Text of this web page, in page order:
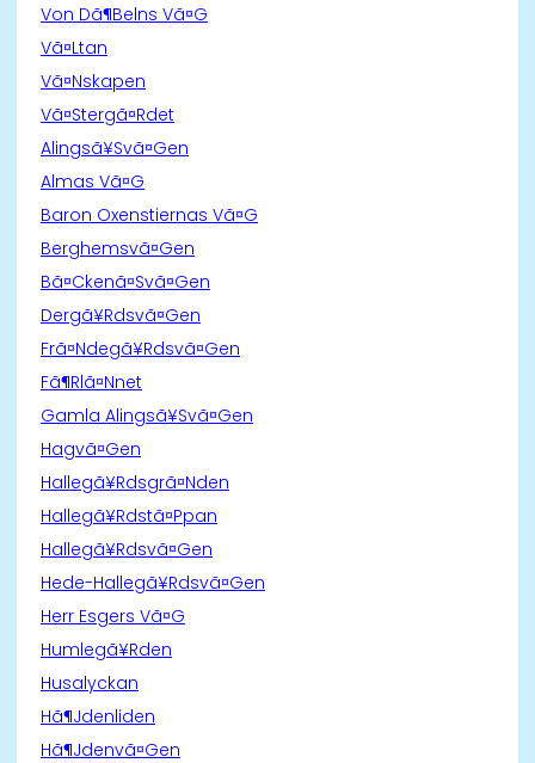
Von Dã¶Belns Vã¤G
Vã¤Ltan
Vã¤Nskapen
Vã¤Stergã¤Rdet
Alingsã¥Svã¤Gen
Almas Vã¤G
Baron Oxenstiernas Vã¤G
Berghemsvã¤Gen
Bã¤Ckenã¤Svã¤Gen
Dergã¥Rdsvã¤Gen
Frã¤Ndegã¥Rdsvã¤Gen
Fã¶Rlã¤Nnet
Gamla Alingsã¥Svã¤Gen
Hagvã¤Gen
Hallegã¥Rdsgrã¤Nden
Hallegã¥Rdstã¤Ppan
Hallegã¥Rdsvã¤Gen
Hede-Hallegã¥Rdsvã¤Gen
Herr Esgers Vã¤G
Humlegã¥Rden
Husalyckan
Hã¶Jdenliden
Hã¶Jdenvã¤Gen